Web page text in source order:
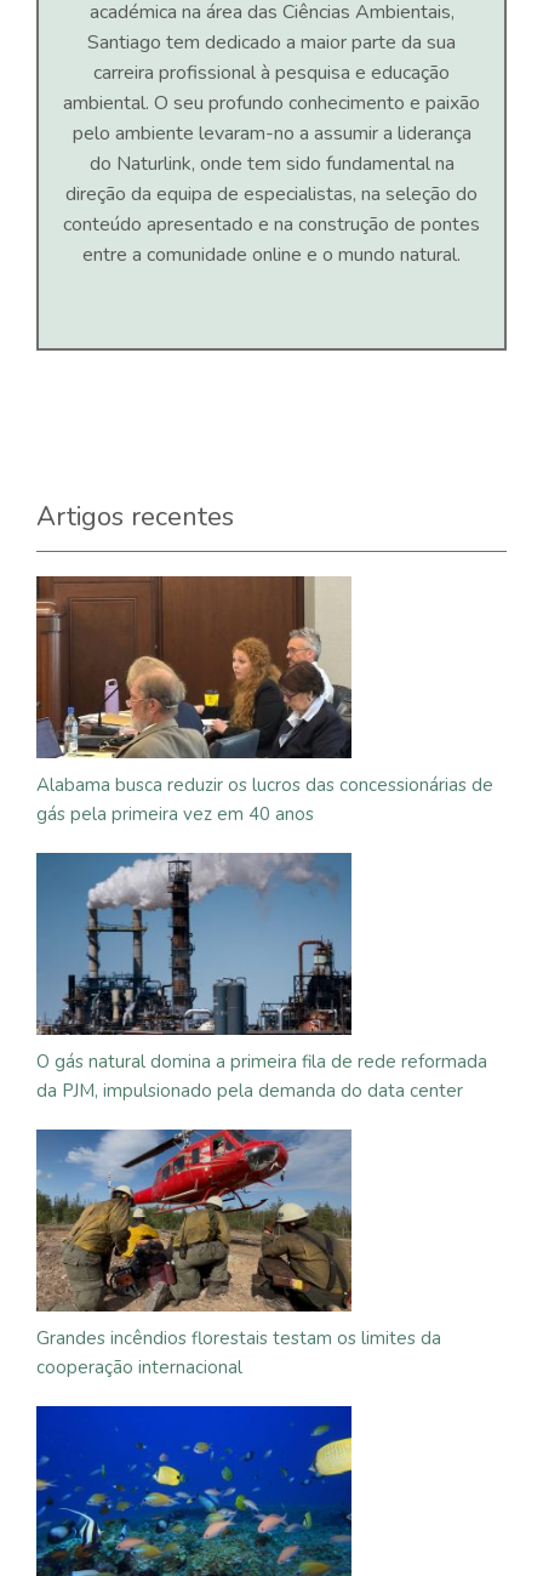
académica na área das Ciências Ambientais,
Santiago tem dedicado a maior parte da sua
carreira profissional à pesquisa e educação
ambiental. O seu profundo conhecimento e paixão
pelo ambiente levaram-no a assumir a liderança
do Naturlink, onde tem sido fundamental na
direção da equipa de especialistas, na seleção do
conteúdo apresentado e na construção de pontes
entre a comunidade online e o mundo natural.
Artigos recentes
Alabama busca reduzir os lucros das concessionárias de
gás pela primeira vez em 40 anos
O gás natural domina a primeira fila de rede reformada
da PJM, impulsionado pela demanda do data center
Grandes incêndios florestais testam os limites da
cooperação internacional